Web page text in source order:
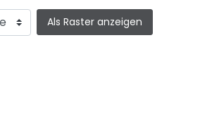
Als Raster anzeigen